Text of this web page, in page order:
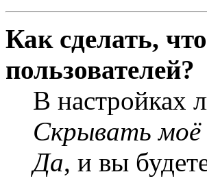
Как сделать,
пользователей?
В настройках
Скрывать моё
Да, и вы